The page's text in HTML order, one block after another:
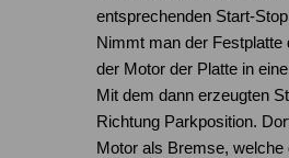
entsprechenden Start-
Nimmt man der
der Motor der Platte in
Mit dem dann erzeugten
Richtung Parkposition.
Motor als Bremse, welche